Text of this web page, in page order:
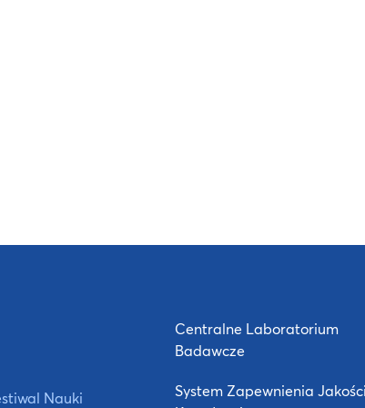
Nauki
Centralne Laboratorium
Badawcze
System Zapewnienia Jakości